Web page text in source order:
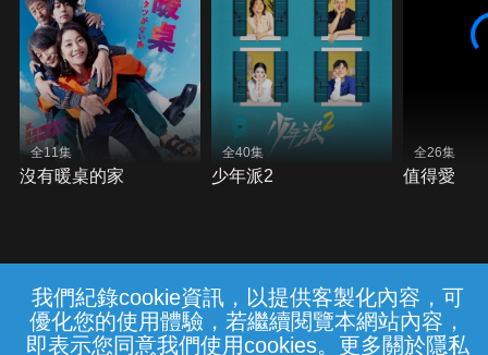
我們紀錄cookie資訊，以提供客製化內容，可
優化您的使用體驗，若繼續閱覽本網站內容，
即表示您同意我們使用cookies。更多關於隱私
全11集
沒有暖桌的家
全40集
少年派2
全26集
值得愛
常見問題 線上客服 服務條款 隱私權保護
{{notifyMsg}}